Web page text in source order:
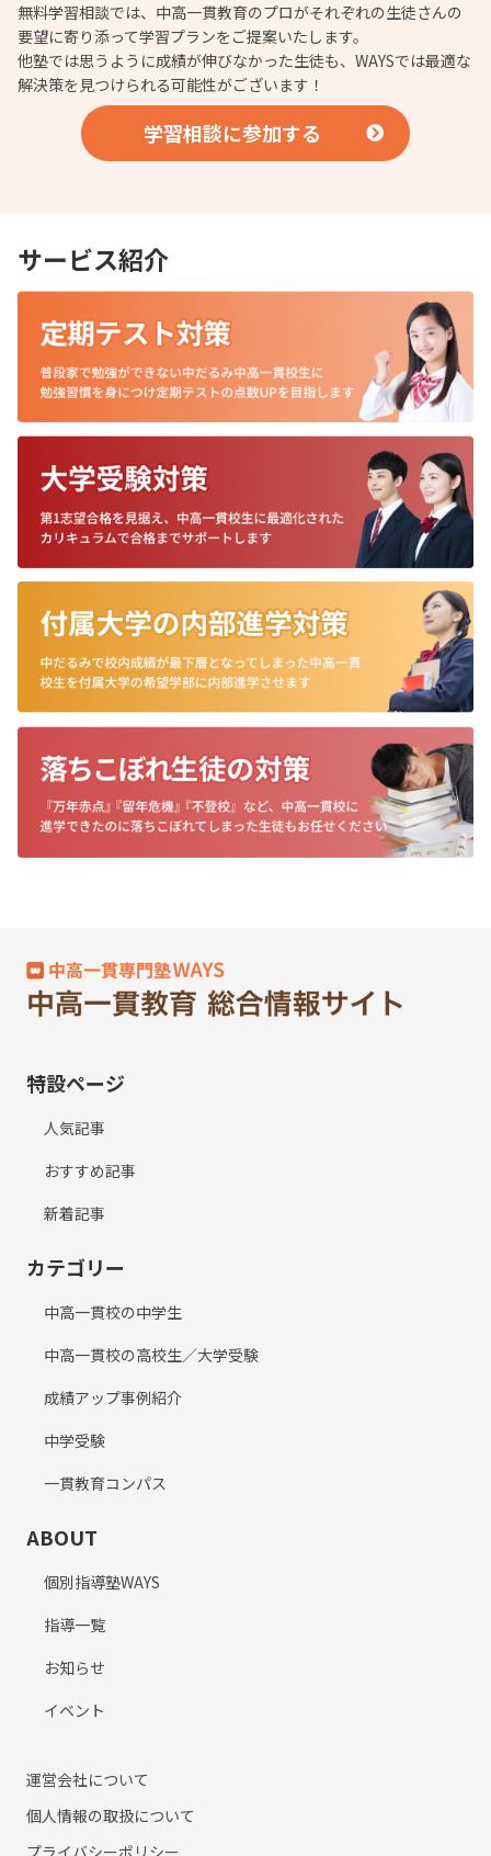
無料学習相談では、中高一貫教育のプロがそれぞれの生徒さんの
要望に寄り添って学習プランをご提案いたします。
他塾では思うように成績が伸びなかった生徒も、WAYSでは最適な
解決策を見つけられる可能性がございます！
学習相談に参加する
サービス紹介
特設ページ
人気記事
おすすめ記事
新着記事
カテゴリー
中高一貫校の中学生
中高一貫校の高校生／大学受験
成績アップ事例紹介
中学受験
一貫教育コンパス
ABOUT
個別指導塾WAYS
指導一覧
お知らせ
イベント
運営会社について
個人情報の取扱について